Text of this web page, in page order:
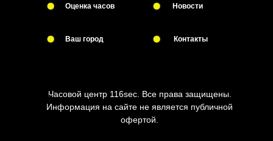
Часовой центр 116sec. Все права защищены.
Информация на сайте не является публичной
офертой.
Оценка часов
Ваш город
Новости
Контакты